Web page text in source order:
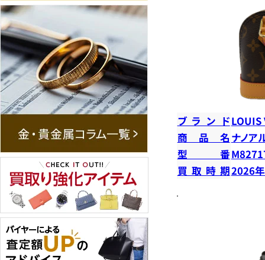
ブランドLOUIS
商品名 ナノア
型番
買取時期2026